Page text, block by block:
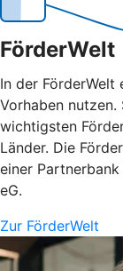
FörderWelt
In der FörderWelt
Vorhaben
wichtigsten
Länder. Die
einer
eG.
Zur FörderWelt